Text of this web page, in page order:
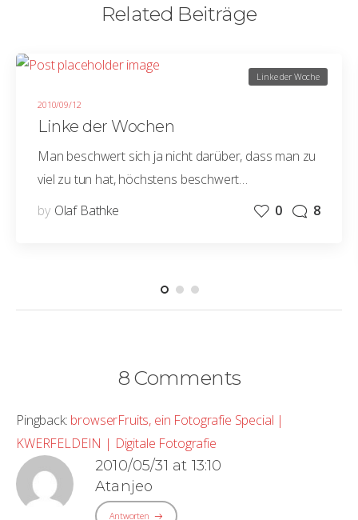
Related Beiträge
2010/09/12
Linke der Woche
Linke der Wochen
Man beschwert sich ja nicht darüber, dass man zu
viel zu tun hat, höchstens beschwert…
by Olaf Bathke 0 8
8 Comments
Pingback: browserFruits, ein Fotografie Special |
KWERFELDEIN | Digitale Fotografie
2010/05/31 at 13:10
Atanjeo
Antworten